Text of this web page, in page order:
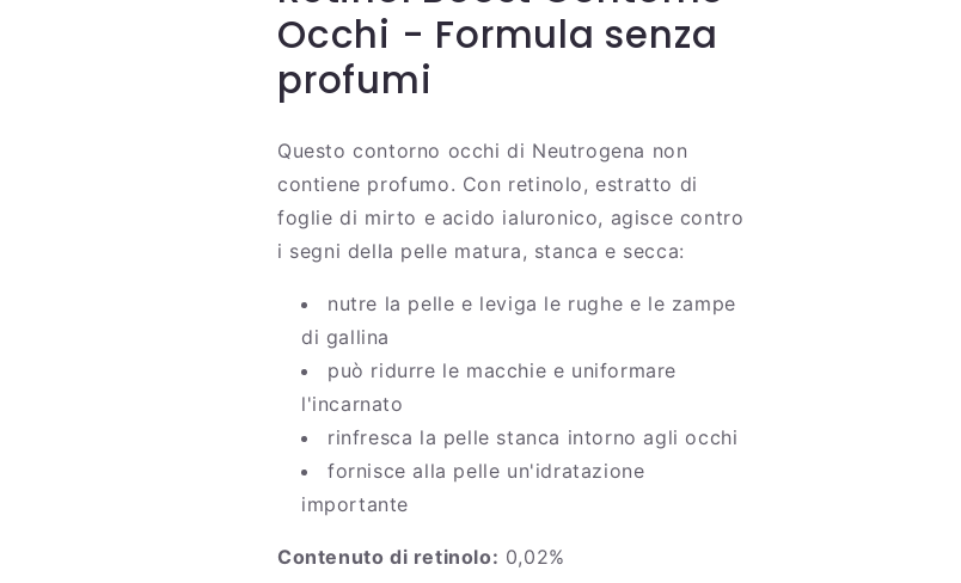
Occhi - Formula senza
profumi
Questo contorno occhi di Neutrogena non
contiene profumo. Con retinolo, estratto di
foglie di mirto e acido ialuronico, agisce contro
i segni della pelle matura, stanca e secca:
nutre la pelle e leviga le rughe e le zampe
di gallina
può ridurre le macchie e uniformare
l'incarnato
rinfresca la pelle stanca intorno agli occhi
fornisce alla pelle un'idratazione
importante
Contenuto di retinolo: 0,02%